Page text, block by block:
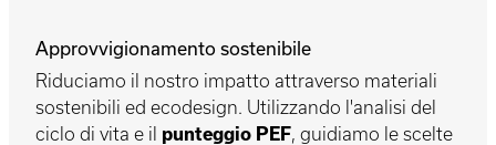
Approvvigionamento sostenibile
Riduciamo il nostro impatto attraverso materiali
sostenibili ed ecodesign. Utilizzando l'analisi del
ciclo di vita e il punteggio PEF, guidiamo le scelte